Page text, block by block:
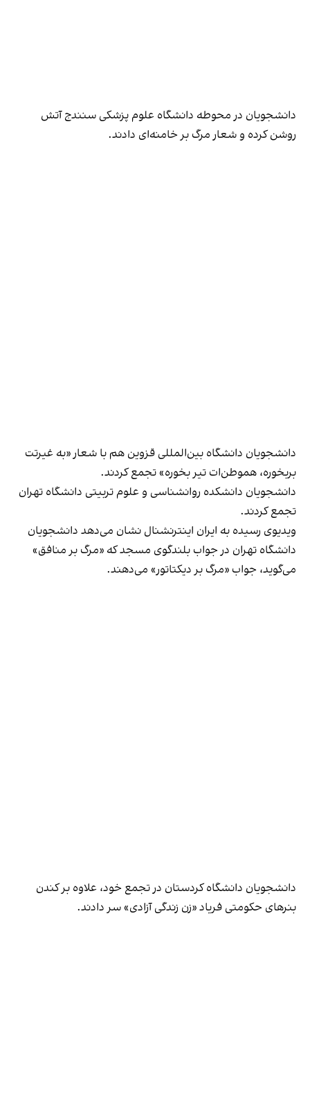
دانشجویان در محوطه دانشگاه علوم پزشکی سنندج آتش
روشن کرده و شعار مرگ بر خامنه‌ای دادند.
دانشجویان دانشگاه بین‌المللی قزوین هم با شعار «به غیرتت
بربخوره، هموطن‌ات تیر‌ بخوره» تجمع کردند.
دانشجویان دانشکده روانشناسی و علوم تربیتی دانشگاه تهران
تجمع کردند.
ویدیوی رسیده به ایران اینترنشنال نشان می‌دهد دانشجویان
دانشگاه تهران در جواب بلندگوی مسجد که «مرگ بر منافق»
می‌گوید، جواب «مرگ بر دیکتاتور» می‌دهند.
دانشجویان دانشگاه کردستان در تجمع خود، علاوه بر کندن
بنرهای حکومتی فریاد «‌زن زندگی آزادی» سر دادند.